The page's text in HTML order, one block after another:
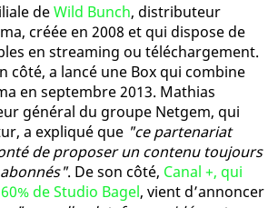
deWild Bunch, distributeur
créée en 2008 et qui dispose de
en streaming ou téléchargement.
côté, a lancé une Box qui combine
en septembre 2013. Mathias
général du groupe Netgem, qui
a expliqué que "ce partenariat
de proposer un contenu toujours
. De son côté, Canal +, qui
de Studio Bagel, vient d’annoncer